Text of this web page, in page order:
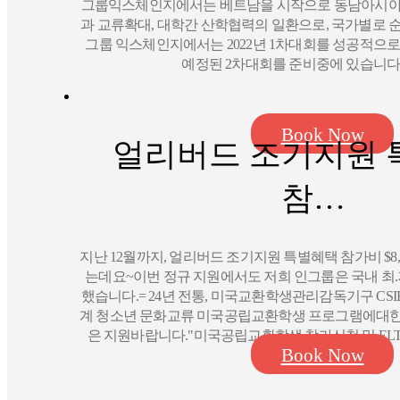
그룹익스체인지에서는 베트남을 시작으로 동남아시
과 교류확대, 대학간 산학협력의 일환으로, 국가별로
그룹 익스체인지에서는 2022년 1차대회를 성공적으
예정된 2차대회를 준비중에 있습니
Book Now
얼리버드 조기지원
참…
지난 12월까지, 얼리버드 조기지원 특별혜택 참가비
는데요~이번 정규 지원에서도 저희 인그룹은 국내
했습니다.​= ​24년 전통, 미국교환학생관리감독기구
계 청소년 문화교류 미국공립교환학생 프로그램에대
은 지원바랍니다."​미국공립교환학생 참가신청 및
Book Now